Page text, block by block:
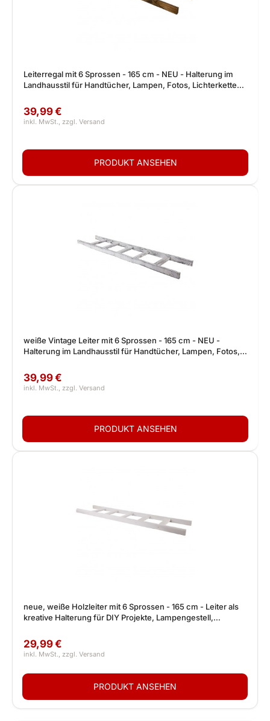
Leiterregal mit 6 Sprossen - 165 cm - NEU - Halterung im
Landhausstil für Handtücher, Lampen, Fotos, Lichterketten,
39,99 €
weiße Vintage Leiter mit 6 Sprossen - 165 cm - NEU -
Halterung im Landhausstil für Handtücher, Lampen, Fotos,
39,99 €
neue, weiße Holzleiter mit 6 Sprossen - 165 cm - Leiter als
kreative Halterung für DIY Projekte, Lampengestell,
29,99 €